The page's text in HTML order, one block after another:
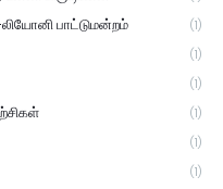
பாட்டுமன்றம் (1)
(1)
(1)
(1)
(1)
(1)